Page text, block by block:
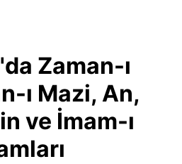
Zaman-ı
ı Mazi, An,
ve İmam-ı